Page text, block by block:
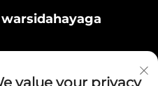
hantiyaasha teamiga sida.
value your privacy